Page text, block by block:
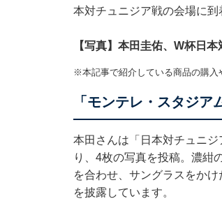
本対チュニジア戦の会場に到
【写真】本田圭佑、W杯日
※本記事で紹介している商品の購入
「モンテレ・スタジア
本田さんは「日本対チュニ
り、4枚の写真を投稿。濃紺
を合わせ、サングラスをか
を披露しています。